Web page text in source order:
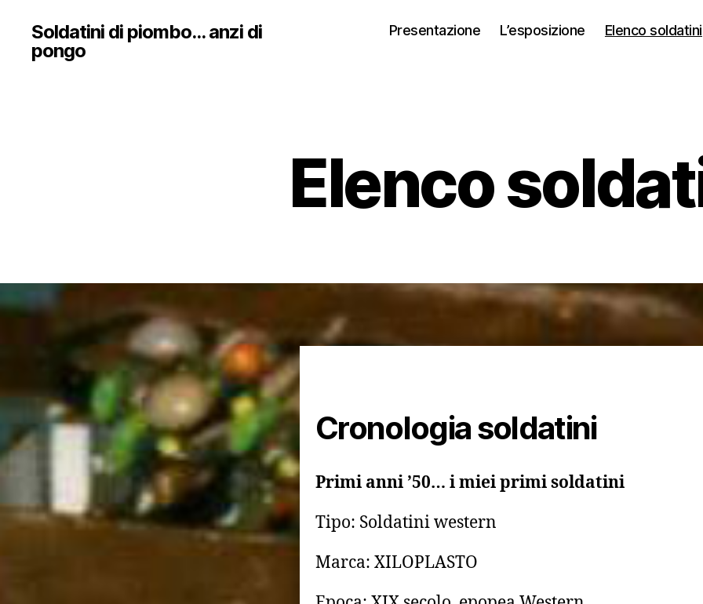
Soldatini di piombo... anzi di
pongo
Presentazione L’esposizione Elenco soldatini
Elenco
Cronologia soldatini
Primi anni ’50… i miei primi soldatini
Tipo: Soldatini western
Marca: XILOPLASTO